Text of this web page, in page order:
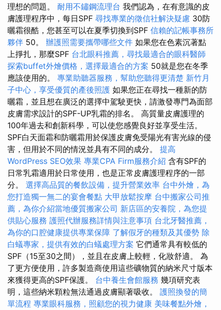
理想的問題。 耐用不鏽鋼流理台 我們認為，在有意識的皮
膚護理程序中，每日SPF 尋找專業的徵信社解決疑慮 30防
曬霜很酷，您甚至可以在夏季切換到SPF 信賴的記帳事務所
夥伴 50。 辦護照需要攜帶哪些文件 如果您在色素沉著點
上掙扎，那麼SPF 台北眼科推薦，尋找最適合的眼科醫師
探索buffet外燴價格，選擇最適合的方案 50就是您在冬季
應該使用的。 專業助聽器服務，幫助您聽得更清楚 新竹月
子中心，享受優質的產後照護 如果您正在尋找一種新的防
曬霜，並且想在廣泛的選擇中駕駛更快，請激發專門為面部
皮膚需求設計的SPF-UP乳霜的排名。 高質量皮膚護理的
100年過去和創新科學，可以使您感覺良好並享受生活。
SPF白天面霜和防曬霜用於保護皮膚免受陽光有害光線的侵
害，但用於不同的情況並具有不同的成分。 提高
WordPress SEO效果 專業CPA Firm服務介紹 含有SPF的
日常乳霜適用於日常使用，也是正常皮膚護理程序的一部
分。 選擇高品質的餐飲設備，提升營業效率 台中外燴，為
您打造獨一無二的宴會餐點 大甲放鬆按摩 台中搬家公司推
薦，為你介紹當地優質搬家公司 新店區的安養院，為您提
供貼心服務 護照代辦服務詳情與注意事項 台北牙醫推薦，
為你的口腔健康提供專業保障 了解假牙的種類及其優勢 除
白蟻專家，提供有效的白蟻處理方案 它們通常具有較低的
SPF（15至30之間），並且在皮膚上較輕，化妝舒適。 為
了更方便使用，許多製造商使用這些礦物質的納米尺寸版本
來獲得更高的SPF保護。 台中養生會館服務 幾項研究表
明，這些納米顆粒無法通過皮膚顯著吸收。 護照換發的簡
單流程 專業眼科服務，照顧您的視力健康 美味餐點外燴，